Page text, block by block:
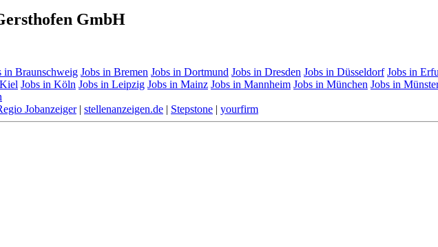
GmbH
in Braunschweig Jobs in Bremen Jobs in Dortmund Jobs in Dresden Jobs in Düsseldorf Jobs in
Jobs in Köln Jobs in Leipzig Jobs in Mainz Jobs in Mannheim Jobs in München Jobs in
Jobanzeiger| stellenanzeigen.de | Stepstone | yourfirm